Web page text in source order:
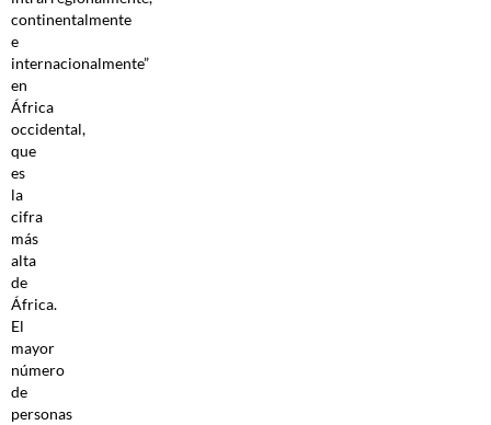
continentalmente
e
internacionalmente”
en
África
occidental,
que
es
la
cifra
más
alta
de
África.
El
mayor
número
de
personas